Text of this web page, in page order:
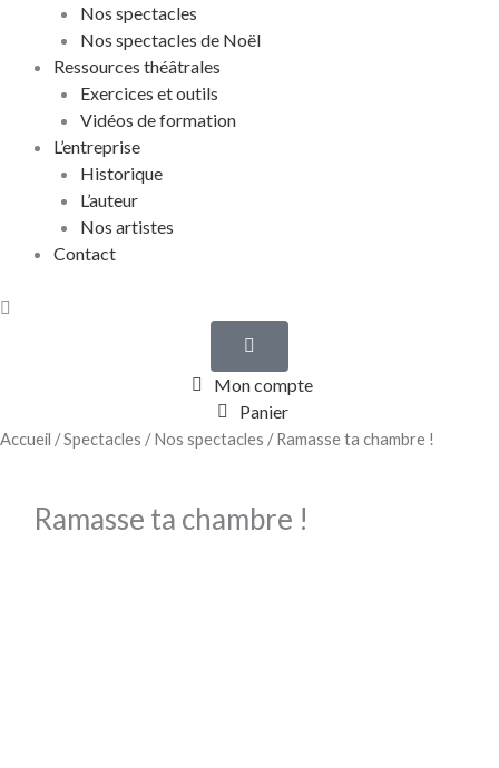
Nos spectacles
Nos spectacles de Noël
Ressources théâtrales
Exercices et outils
Vidéos de formation
L’entreprise
Historique
L’auteur
Nos artistes
Contact
Mon compte
Panier
Accueil /Spectacles /Nos spectacles / Ramasse ta chambre !
Ramasse ta chambre !